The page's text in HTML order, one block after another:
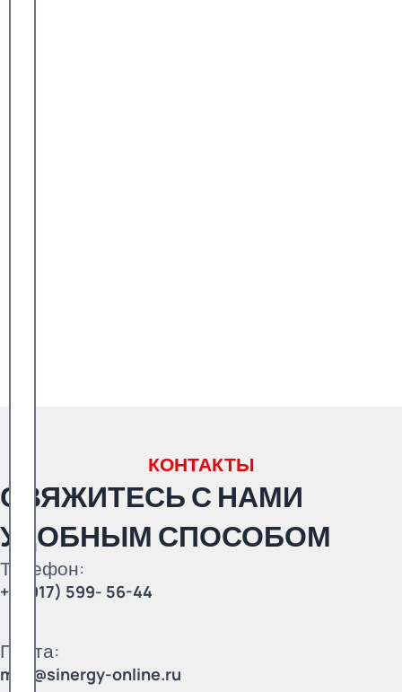
КОНТАКТЫ
СВЯЖИТЕСЬ С НАМИ
УДОБНЫМ СПОСОБОМ
Телефон:
+7 (917) 599- 56-44
Почта:
mail@sinergy-online.ru